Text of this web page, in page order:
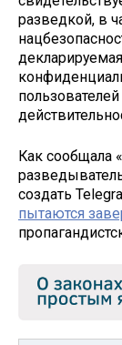
разведкой, в
Как сообщала
создать
пытаются